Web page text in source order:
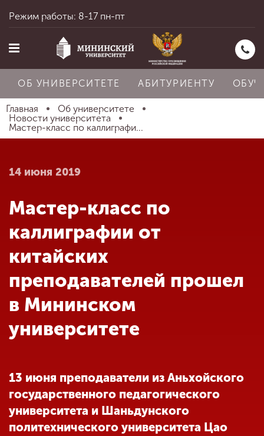
Главная
Абитуриенту
Обучение
Наука
Другие виды
деятельности
Режим работы: 8-17 пн-пт
ОБ УНИВЕРСИТЕТЕ АБИТУРИЕНТУ
Главная
Об университете
Новости университета
Мастер-класс по каллиграфи...
14 июня 2019
Мастер-класс по
каллиграфии от
китайских
преподавателей прошел
в Мининском
университете
13 июня преподаватели из Аньхойского
государственного педагогического
университета и Шаньдунского
политехнического университета Цао